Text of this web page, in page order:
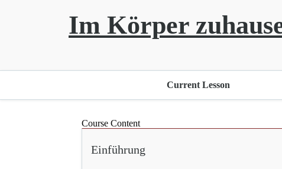
Im Körper
Current Lesson
Course Content
Einführung